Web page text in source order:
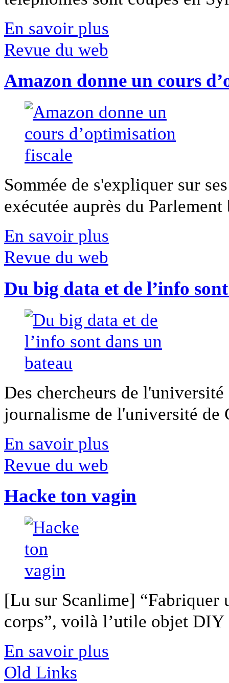
En savoir plus
Revue du web
Amazon donne un cours
Sommée de s'expliquer sur
exécutée auprès du
En savoir plus
Revue du web
Du big data et de l’info
Des chercheurs de
journalisme de l'université
En savoir plus
Revue du web
Hacke ton vagin
[Lu sur Scanlime] “Fabriquer
corps”, voilà l’utile objet
En savoir plus
Old Links